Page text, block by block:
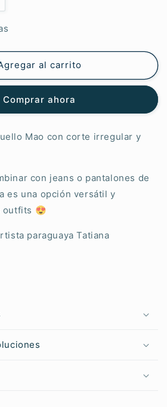
al carrito
Comprar ahora
Mao con corte irregular y
con jeans o pantalones de
es una opción versátil y
outfits 😍
paraguaya Tatiana